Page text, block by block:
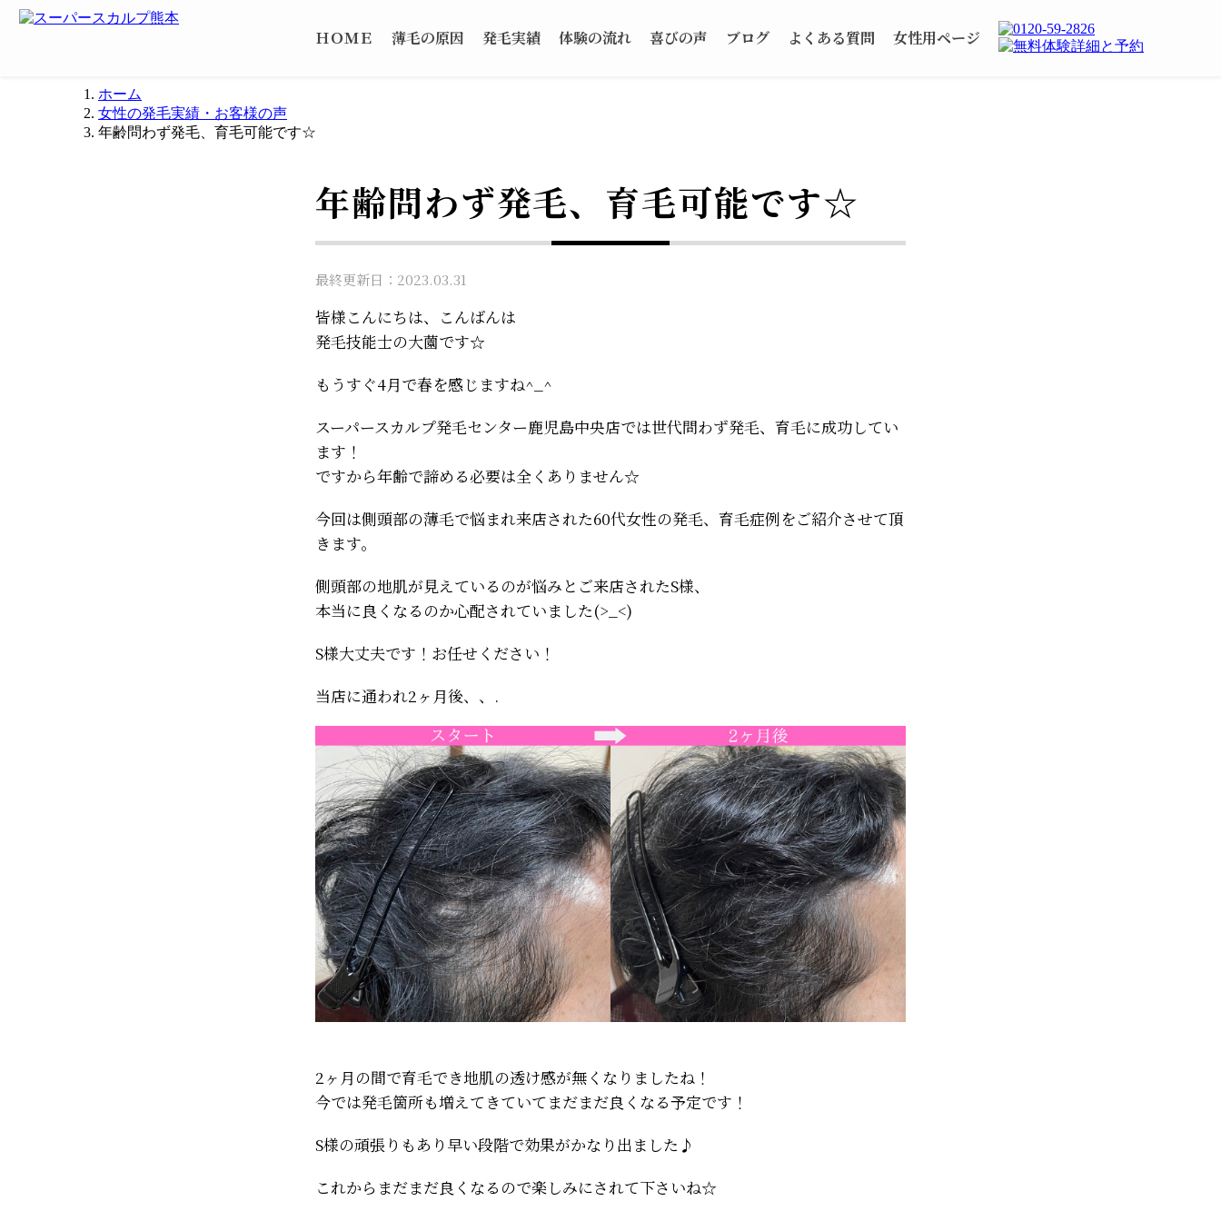
ＨＯＭＥ 薄毛の原因 発毛実績 体験の流れ 喜びの声 ブログ よくある質問 女性用ページ
ホーム
女性の発毛実績・お客様の声
年齢問わず発毛、育毛可能です☆
年齢問わず発毛、育毛可能です☆
最終更新日：2023.03.31
皆様こんにちは、こんばんは
発毛技能士の大薗です☆
もうすぐ4月で春を感じますね^_^
スーパースカルプ発毛センター鹿児島中央店では世代問わず発毛、育毛に成功してい
ます！
ですから年齢で諦める必要は全くありません☆
今回は側頭部の薄毛で悩まれ来店された60代女性の発毛、育毛症例をご紹介させて頂
きます。
側頭部の地肌が見えているのが悩みとご来店されたS様、
本当に良くなるのか心配されていました(>_<)
S様大丈夫です！お任せください！
当店に通われ2ヶ月後、、.
2ヶ月の間で育毛でき地肌の透け感が無くなりましたね！
今では発毛箇所も増えてきていてまだまだ良くなる予定です！
S様の頑張りもあり早い段階で効果がかなり出ました♪
これからまだまだ良くなるので楽しみにされて下さいね☆